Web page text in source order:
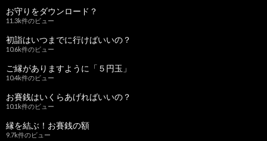
お守りをダウンロード？
11.3k件のビュー
初詣はいつまでに行けばいいの？
10.6k件のビュー
ご縁がありますように「５円玉」
10.4k件のビュー
お賽銭はいくらあげればいいの？
10.1k件のビュー
縁を結ぶ！お賽銭の額
9.7k件のビュー